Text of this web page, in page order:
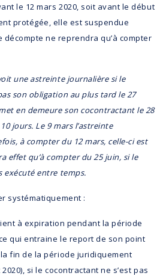
le 12 mars 2020, soit avant le début
protégée, elle est suspendue
ne reprendra qu’à compter
une astreinte journalière si le
son obligation au plus tard le 27
en demeure son cocontractant le 28
jours. Le 9 mars l’astreinte
à compter du 12 mars, celle-ci est
effet qu’à compter du 25 juin, si le
exécuté entre temps.
systématiquement :
à expiration pendant la période
qui entraine le report de son point
fin de la période juridiquement
si le cocontractant ne s’est pas